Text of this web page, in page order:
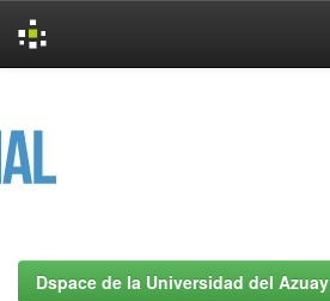
Dspace de la Universidad del Azuay